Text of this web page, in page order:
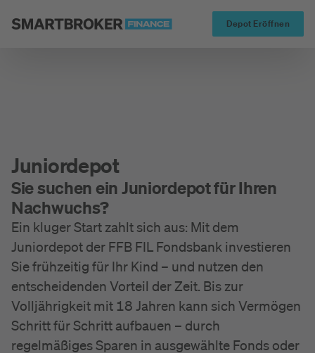
Startseite
Depot Eröffnen
Juniordepot
Sie suchen ein Juniordepot für Ihren
Nachwuchs?
Ein kluger Start zahlt sich aus: Mit dem
Juniordepot der FFB FIL Fondsbank investieren
Sie frühzeitig für Ihr Kind – und nutzen den
entscheidenden Vorteil der Zeit. Bis zur
Volljährigkeit mit 18 Jahren kann sich Vermögen
Schritt für Schritt aufbauen – durch
regelmäßiges Sparen in ausgewählte Fonds oder